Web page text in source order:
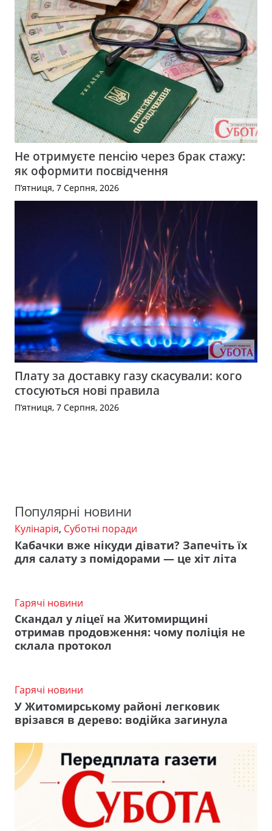
Не отримуєте пенсію через брак стажу:
як оформити посвідчення
П’ятниця, 7 Серпня, 2026
Плату за доставку газу скасували: кого
стосуються нові правила
П’ятниця, 7 Серпня, 2026
Популярні новини
Кулінарія, Суботні поради
Кабачки вже нікуди дівати? Запечіть їх
для салату з помідорами — це хіт літа
Гарячі новини
Скандал у ліцеї на Житомирщині
отримав продовження: чому поліція не
склала протокол
Гарячі новини
У Житомирському районі легковик
врізався в дерево: водійка загинула